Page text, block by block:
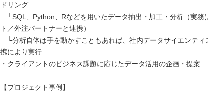
ドリング
└SQL、Python、Rなどを用いたデータ抽出・加工・分析（実務
ト／外注パートナーと連携）
└分析自体は手を動かすこともあれば、社内データサイエンティ
携により実行
・クライアントのビジネス課題に応じたデータ活用の企画・提案
【プロジェクト事例】